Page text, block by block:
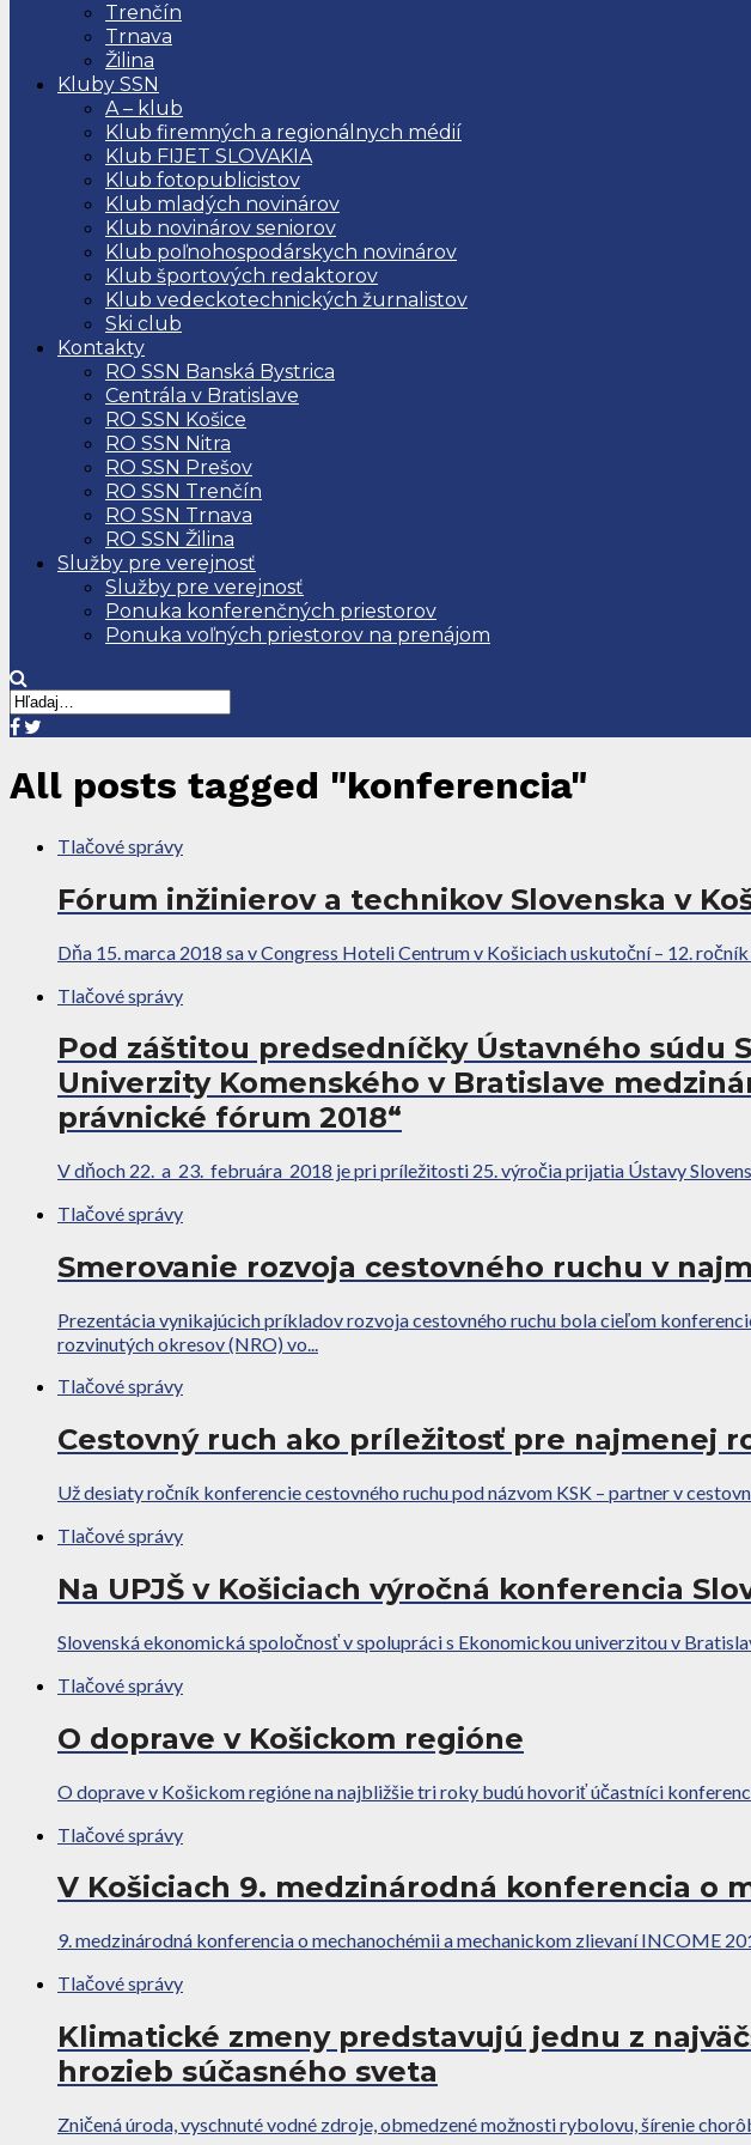
Trenčín
Trnava
Žilina
Kluby SSN
A – klub
Klub firemných a regionálnych médií
Klub FIJET SLOVAKIA
Klub fotopublicistov
Klub mladých novinárov
Klub novinárov seniorov
Klub poľnohospodárskych novinárov
Klub športových redaktorov
Klub vedeckotechnických žurnalistov
Ski club
Kontakty
RO SSN Banská Bystrica
Centrála v Bratislave
RO SSN Košice
RO SSN Nitra
RO SSN Prešov
RO SSN Trenčín
RO SSN Trnava
RO SSN Žilina
Služby pre verejnosť
Služby pre verejnosť
Ponuka konferenčných priestorov
Ponuka voľných priestorov na prenájom
All posts tagged "konferencia"
Tlačové správy
Fórum inžinierov a technikov Slovenska v
Dňa 15. marca 2018 sa v Congress Hoteli Centrum v Košiciach uskutoční – 12.
Tlačové správy
Pod záštitou predsedníčky Ústavného súdu
Univerzity Komenského v Bratislave
právnické fórum 2018“
V dňoch 22. a 23. februára 2018 je pri príležitosti 25. výročia prijatia Ústavy
Tlačové správy
Smerovanie rozvoja cestovného ruchu v
Prezentácia vynikajúcich príkladov rozvoja cestovného ruchu bola cieľom
rozvinutých okresov (NRO) vo...
Tlačové správy
Cestovný ruch ako príležitosť pre najmenej
Už desiaty ročník konferencie cestovného ruchu pod názvom KSK – partner v
Tlačové správy
Na UPJŠ v Košiciach výročná konferencia
Slovenská ekonomická spoločnosť v spolupráci s Ekonomickou univerzitou v
Tlačové správy
O doprave v Košickom regióne
O doprave v Košickom regióne na najbližšie tri roky budú hovoriť účastníci
Tlačové správy
V Košiciach 9. medzinárodná konferencia o
9. medzinárodná konferencia o mechanochémii a mechanickom zlievaní INCOME
Tlačové správy
Klimatické zmeny predstavujú jednu z
hrozieb súčasného sveta
Zničená úroda, vyschnuté vodné zdroje, obmedzené možnosti rybolovu, šírenie